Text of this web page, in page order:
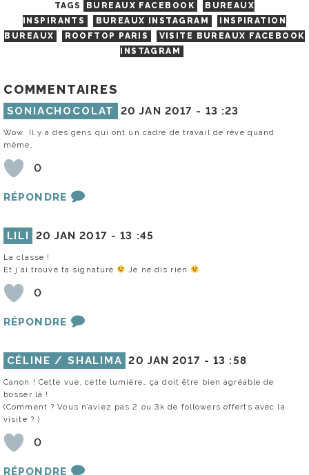
TAGS BUREAUX FACEBOOK
BUREAUX
INSPIRANTS
BUREAUX INSTAGRAM
INSPIRATION
BUREAUX
ROOFTOP PARIS
VISITE BUREAUX FACEBOOK
INSTAGRAM
COMMENTAIRES
SONIACHOCOLAT 20 JAN 2017 - 13 :23
Wow. Il y a des gens qui ont un cadre de travail de rêve quand
même…
0
RÉPONDRE
LILI 20 JAN 2017 -13 :45
La classe !
Et j’ai trouvé ta signature
Je ne dis rien
0
RÉPONDRE
CÉLINE / SHALIMA 20 JAN 2017 -13 :58
Canon ! Cette vue, cette lumière… ça doit être bien agréable de
bosser là !
(Comment ? Vous n’aviez pas 2 ou 3k de followers offerts avec la
visite ? )
0
RÉPONDRE